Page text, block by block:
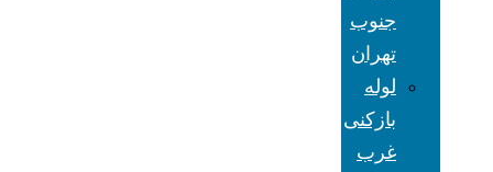
جنوب
تهران
لوله
بازکنی
غرب